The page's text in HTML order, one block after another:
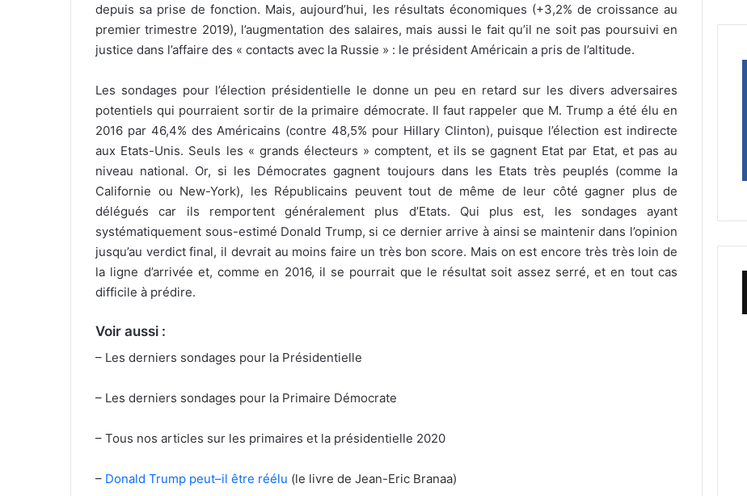
depuis sa prise de fonction. Mais, aujourd’hui, les résultats économiques (+3,2% de croissance au
premier trimestre 2019), l’augmentation des salaires, mais aussi le fait qu’il ne soit pas poursuivi en
justice dans l’affaire des « contacts avec la Russie » : le président Américain a pris de l’altitude.
Les sondages pour l’élection présidentielle le donne un peu en retard sur les divers adversaires
potentiels qui pourraient sortir de la primaire démocrate. Il faut rappeler que M. Trump a été élu en
2016 par 46,4% des Américains (contre 48,5% pour Hillary Clinton), puisque l’élection est indirecte
aux Etats-Unis. Seuls les « grands électeurs » comptent, et ils se gagnent Etat par Etat, et pas au
niveau national. Or, si les Démocrates gagnent toujours dans les Etats très peuplés (comme la
Californie ou New-York), les Républicains peuvent tout de même de leur côté gagner plus de
délégués car ils remportent généralement plus d’Etats. Qui plus est, les sondages ayant
systématiquement sous-estimé Donald Trump, si ce dernier arrive à ainsi se maintenir dans l’opinion
jusqu’au verdict final, il devrait au moins faire un très bon score. Mais on est encore très très loin de
la ligne d’arrivée et, comme en 2016, il se pourrait que le résultat soit assez serré, et en tout cas
difficile à prédire.
Voir aussi :
– Les derniers sondages pour la Présidentielle
– Les derniers sondages pour la Primaire Démocrate
– Tous nos articles sur les primaires et la présidentielle 2020
– Donald Trump peut–il être réélu (le livre de Jean-Eric Branaa)